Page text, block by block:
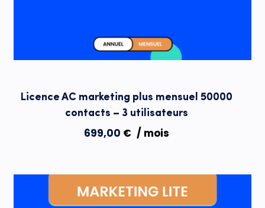
Licence AC marketing plus mensuel 50000
contacts – 3 utilisateurs
699,00 € / mois